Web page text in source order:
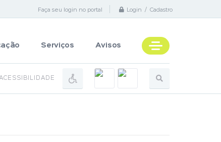
Faça seu login no portal Login / Cadastro
Serviços Avisos